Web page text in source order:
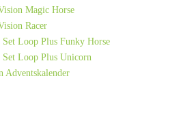
Magic Horse
Racer
Loop Plus Funky Horse
Loop Plus Unicorn
Adventskalender